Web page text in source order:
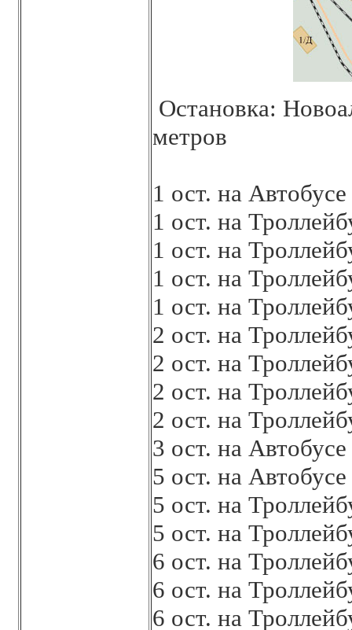
Остановка:
метров
1 ост. на
1 ост. на
1 ост. на
1 ост. на
1 ост. на
2 ост. на
2 ост. на
2 ост. на
2 ост. на
3 ост. на
5 ост. на
5 ост. на
5 ост. на
6 ост. на
6 ост. на
6 ост. на